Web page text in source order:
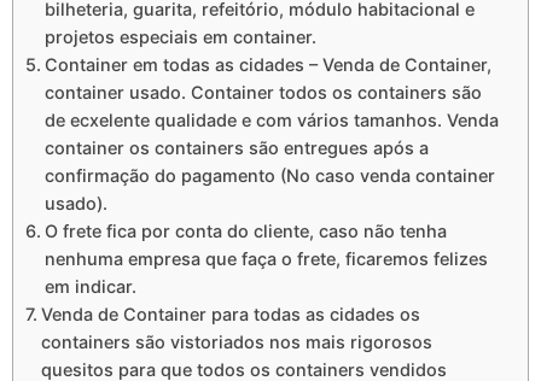
bilheteria, guarita, refeitório, módulo habitacional e
projetos especiais em container.
Container em todas as cidades – Venda de Container,
container usado. Container todos os containers são
de ecxelente qualidade e com vários tamanhos. Venda
container os containers são entregues após a
confirmação do pagamento (No caso venda container
usado).
O frete fica por conta do cliente, caso não tenha
nenhuma empresa que faça o frete, ficaremos felizes
em indicar.
Venda de Container para todas as cidades os
containers são vistoriados nos mais rigorosos
quesitos para que todos os containers vendidos